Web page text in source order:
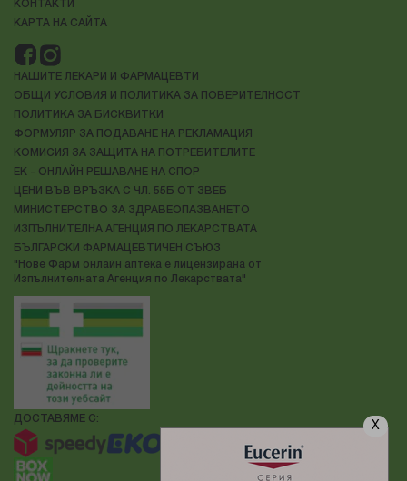
X
КОНТАКТИ
КАРТА НА САЙТА
НАШИТЕ ЛЕКАРИ И ФАРМАЦЕВТИ
ОБЩИ УСЛОВИЯ И ПОЛИТИКА ЗА ПОВЕРИТЕЛНОСТ
ПОЛИТИКА ЗА БИСКВИТКИ
ФОРМУЛЯР ЗА ПОДАВАНЕ НА РЕКЛАМАЦИЯ
КОМИСИЯ ЗА ЗАЩИТА НА ПОТРЕБИТЕЛИТЕ
ЕК - ОНЛАЙН РЕШАВАНЕ НА СПОР
ЦЕНИ ВЪВ ВРЪЗКА С ЧЛ. 55Б ОТ ЗВЕБ
МИНИСТЕРСТВО ЗА ЗДРАВЕОПАЗВАНЕТО
ИЗПЪЛНИТЕЛНА АГЕНЦИЯ ПО ЛЕКАРСТВАТА
БЪЛГАРСКИ ФАРМАЦЕВТИЧЕН СЪЮЗ
"Нове Фарм онлайн аптека е лицензирана от
Изпълнителната Агенция по Лекарствата"
ДОСТАВЯМЕ С: